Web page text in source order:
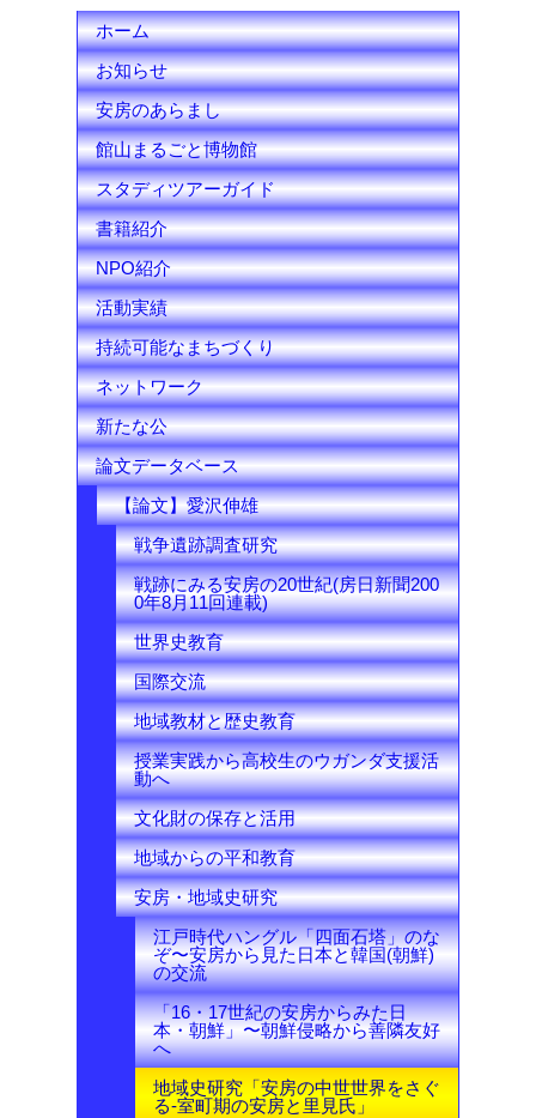
a
n
n
e
l
ホーム
お知らせ
安房のあらまし
館山まるごと博物館
スタディツアーガイド
書籍紹介
NPO紹介
活動実績
持続可能なまちづくり
ネットワーク
新たな公
論文データベース
【論文】愛沢伸雄
戦争遺跡調査研究
戦跡にみる安房の20世紀(房日新聞200
0年8月11回連載)
世界史教育
国際交流
地域教材と歴史教育
授業実践から高校生のウガンダ支援活
動へ
文化財の保存と活用
地域からの平和教育
安房・地域史研究
江戸時代ハングル「四面石塔」のな
ぞ〜安房から見た日本と韓国(朝鮮)
の交流
「16・17世紀の安房からみた日
本・朝鮮」〜朝鮮侵略から善隣友好
へ
地域史研究「安房の中世世界をさぐ
る-室町期の安房と里見氏」